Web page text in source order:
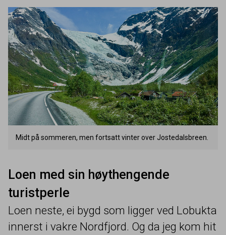
Midt på sommeren, men fortsatt vinter over Jostedalsbreen.
Loen med sin høythengende
turistperle
Loen neste, ei bygd som ligger ved Lobukta
innerst i vakre Nordfjord. Og da jeg kom hit